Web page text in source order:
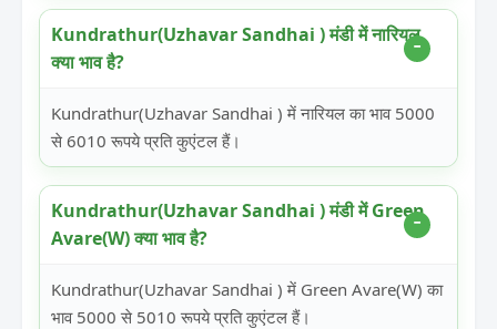
Kundrathur(Uzhavar Sandhai ) मंडी में नारियल
क्या भाव है?
Kundrathur(Uzhavar Sandhai ) में नारियल का भाव 5000
से 6010 रूपये प्रति कुएंटल हैं।
Kundrathur(Uzhavar Sandhai ) मंडी में Green
Avare(W) क्या भाव है?
Kundrathur(Uzhavar Sandhai ) में Green Avare(W) का
भाव 5000 से 5010 रूपये प्रति कुएंटल हैं।